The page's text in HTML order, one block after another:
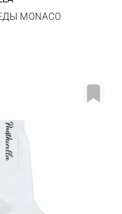
MONACO